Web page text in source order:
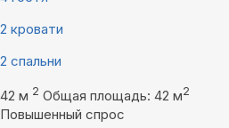
2 кровати
2 спальни
42 м 2 Общая площадь: 42 м2
Повышенный спрос